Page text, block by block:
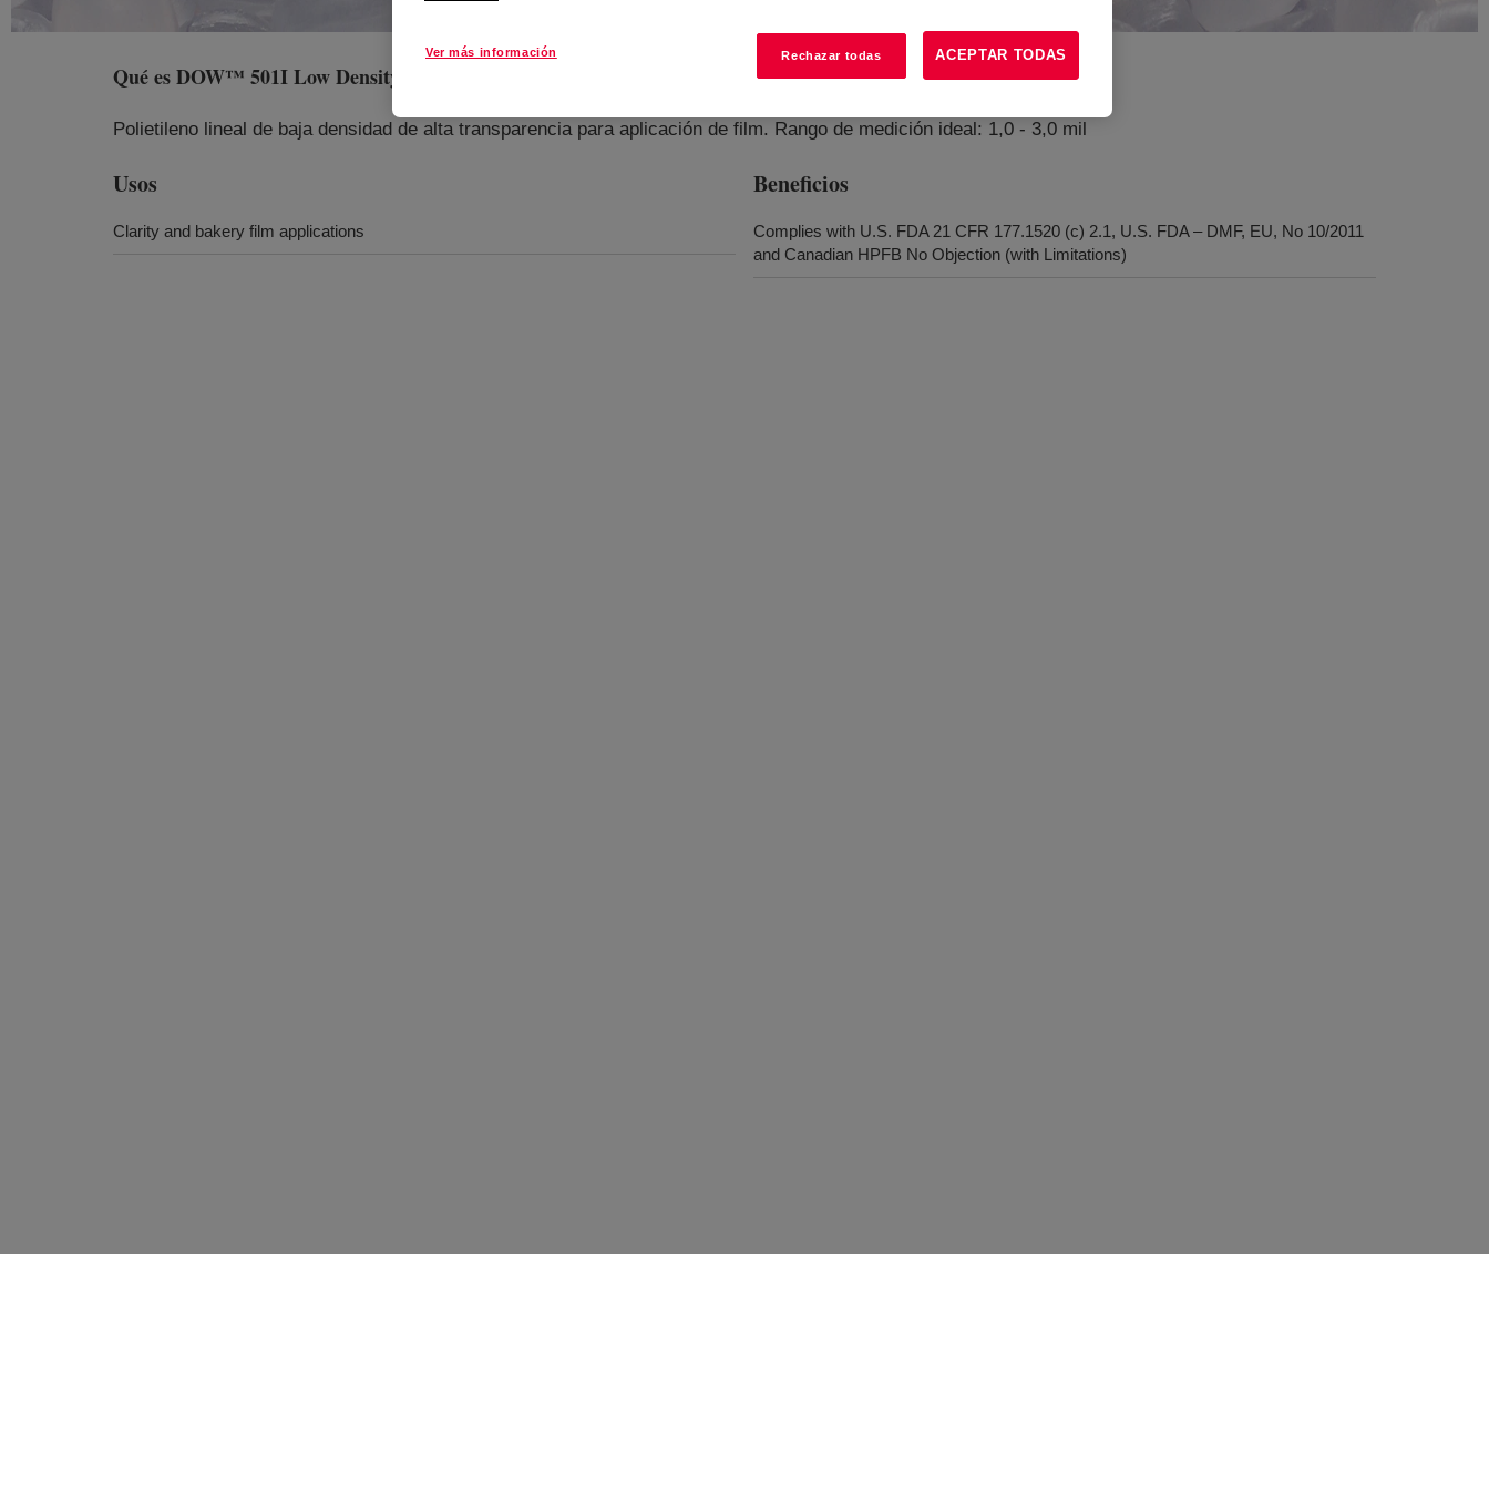
Qué esDOW™ 501I Low Density Polyethylene Resin
Polietileno lineal de baja densidad de alta transparencia para aplicación de film. Rango de medición ideal: 1,0 - 3,0 mil
Usos
Clarity and bakery film applications
Beneficios
Complies with U.S. FDA 21 CFR 177.1520 (c) 2.1, U.S. FDA – DMF, EU, No 10/2011
and Canadian HPFB No Objection (with Limitations)
Ver más información Rechazar todas ACEPTAR TODAS